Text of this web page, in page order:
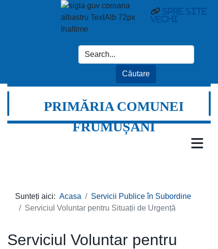
spre site
vechi
PRIMĂRIA COMUNEI
FRUMUȘANI
Sunteți aici: Acasa
Servicii Publice în Subordine
Serviciul Voluntar pentru Situații de Urgență
Serviciul Voluntar pentru